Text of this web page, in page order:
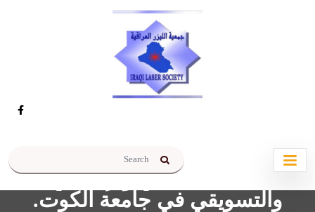
الاصطناعي تقنية راجحة؛ لتطوير
الأداء الأكاديمي والإعلامي
والتسويقي في جامعة الكوت.